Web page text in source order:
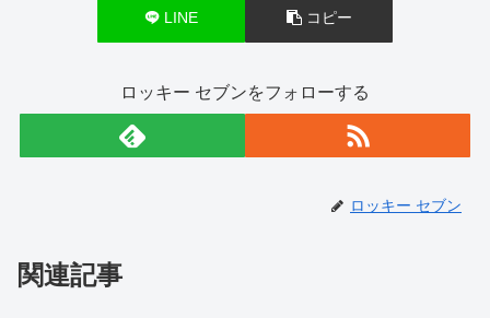
LINE コピー
ロッキー セブンをフォローする
ロッキー セブン
関連記事